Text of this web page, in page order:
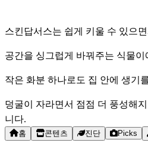
스킨답서스는 쉽게 키울 수 있으
공간을 싱그럽게 바꿔주는 식물이
작은 화분 하나로도 집 안에 생기
덩굴이 자라면서 점점 더 풍성해
니다.
홈 콘텐츠 진단 Picks